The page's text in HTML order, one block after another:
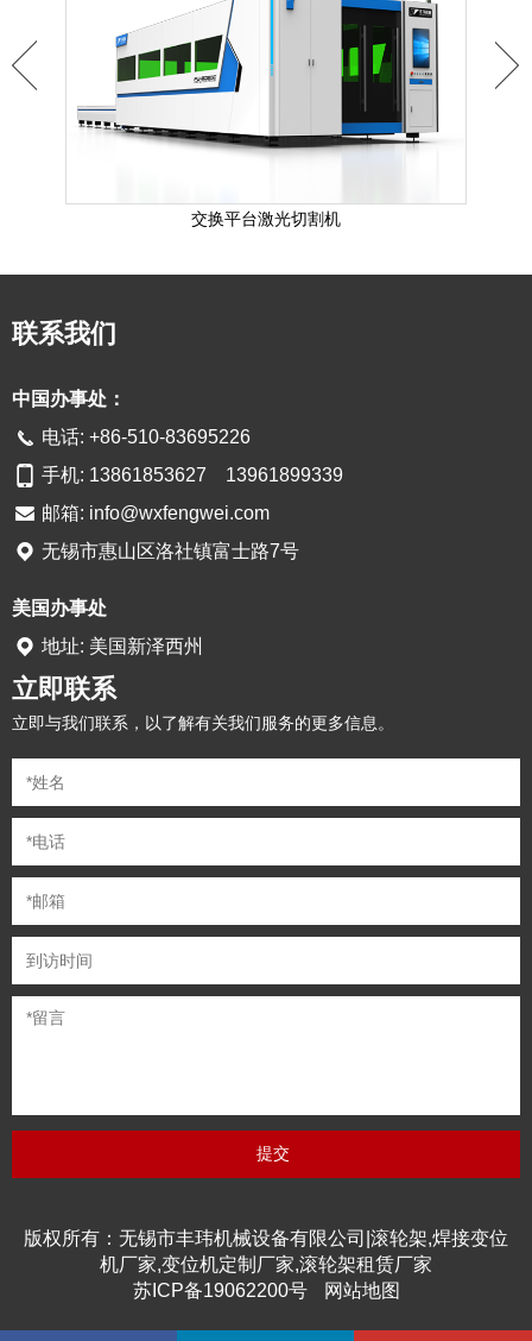
交换平台激光切割机
联系我们
中国办事处：
电话: +86-510-83695226
手机: 13861853627 13961899339
邮箱: info@wxfengwei.com
无锡市惠山区洛社镇富士路7号
美国办事处
地址: 美国新泽西州
立即联系
立即与我们联系，以了解有关我们服务的更多信息。
版权所有：无锡市丰玮机械设备有限公司|滚轮架,焊接变位
机厂家,变位机定制厂家,滚轮架租赁厂家
苏ICP备19062200号
网站地图